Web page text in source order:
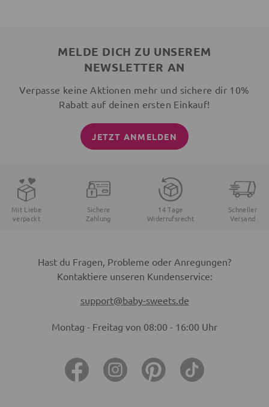
MELDE DICH ZU UNSEREM
NEWSLETTER AN
Verpasse keine Aktionen mehr und sichere dir 10%
Rabatt auf deinen ersten Einkauf!
JETZT ANMELDEN
Mit Liebe
verpackt
Sichere
Zahlung
14 Tage
Widerrufsrecht
Schneller
Versand
Hast du Fragen, Probleme oder Anregungen?
Kontaktiere unseren Kundenservice:
support@baby-sweets.de
Montag - Freitag von 08:00 - 16:00 Uhr